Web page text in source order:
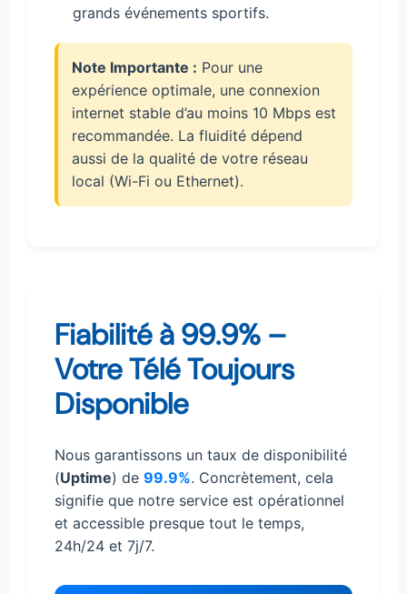
grands événements sportifs.
Note Importante : Pour une
expérience optimale, une connexion
internet stable d’au moins 10 Mbps est
recommandée. La fluidité dépend
aussi de la qualité de votre réseau
local (Wi-Fi ou Ethernet).
Fiabilité à 99.9% –
Votre Télé Toujours
Disponible
Nous garantissons un taux de disponibilité
(Uptime) de 99.9%. Concrètement, cela
signifie que notre service est opérationnel
et accessible presque tout le temps,
24h/24 et 7j/7.